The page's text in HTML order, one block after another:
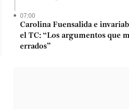
07:00
Carolina Fuensalida e
el TC: “Los argumentos que
errados”